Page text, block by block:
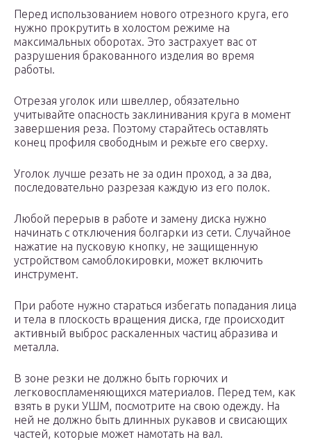
Перед использованием нового отрезного круга, его
нужно прокрутить в холостом режиме на
максимальных оборотах. Это застрахует вас от
разрушения бракованного изделия во время
работы.
Отрезая уголок или швеллер, обязательно
учитывайте опасность заклинивания круга в момент
завершения реза. Поэтому старайтесь оставлять
конец профиля свободным и режьте его сверху.
Уголок лучше резать не за один проход, а за два,
последовательно разрезая каждую из его полок.
Любой перерыв в работе и замену диска нужно
начинать с отключения болгарки из сети. Случайное
нажатие на пусковую кнопку, не защищенную
устройством самоблокировки, может включить
инструмент.
При работе нужно стараться избегать попадания лица
и тела в плоскость вращения диска, где происходит
активный выброс раскаленных частиц абразива и
металла.
В зоне резки не должно быть горючих и
легковоспламеняющихся материалов. Перед тем, как
взять в руки УШМ, посмотрите на свою одежду. На
ней не должно быть длинных рукавов и свисающих
частей, которые может намотать на вал.